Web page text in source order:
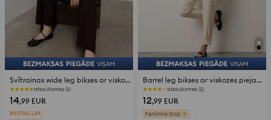
Svītrainas wide leg bikses ar viskozes piejaukumu
atsauksmes (2)
14,99 EUR
BESTSELLER
Barrel leg bikses ar viskozes piejaukumu
atsauksmes (2)
12,99 EUR
Feminine Drop